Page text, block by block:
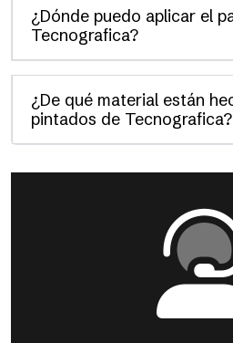
¿Dónde puedo aplicar el
Tecnografica?
¿De qué material están
pintados de Tecnografica?